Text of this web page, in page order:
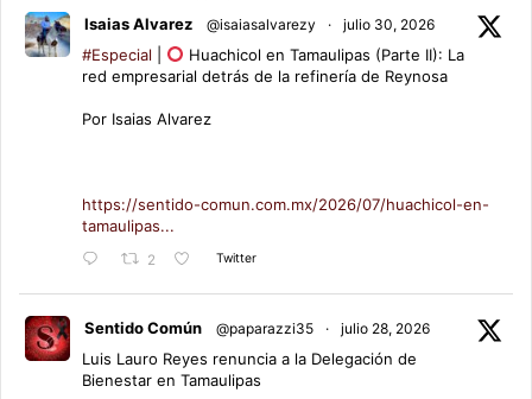
Isaias Alvarez @isaiasalvarezy · julio 30, 2026
#Especial
Huachicol en Tamaulipas (Parte II): La
red empresarial detrás de la refinería de Reynosa
Por Isaias Alvarez
https://sentido-comun.com.mx/2026/07/huachicol-en-
tamaulipas...
2 Twitter
Sentido Común @paparazzi35 · julio 28, 2026
Luis Lauro Reyes renuncia a la Delegación de
Bienestar en Tamaulipas